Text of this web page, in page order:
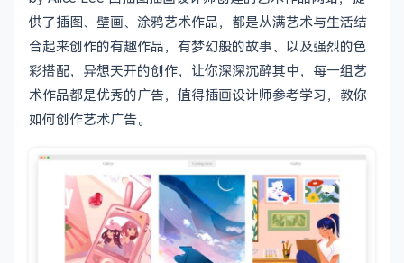
供了插图、壁画、涂鸦艺术作品，都是从满艺术与生活结
合起来创作的有趣作品，有梦幻般的故事、以及强烈的色
彩搭配，异想天开的创作，让你深深沉醉其中，每一组艺
术作品都是优秀的广告，值得插画设计师参考学习，教你
如何创作艺术广告。